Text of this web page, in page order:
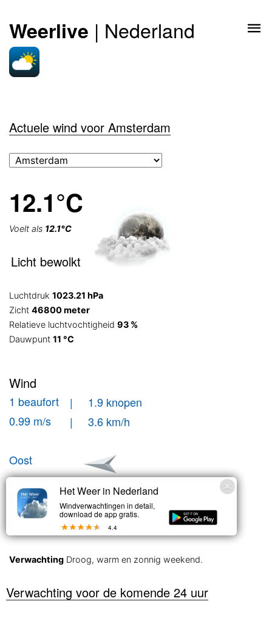
Weerlive | Nederland
Actuele wind voor Amsterdam
12.1°C
Voelt als 12.1°C
Licht bewolkt
Luchtdruk 1023.21 hPa
Zicht 46800 meter
Relatieve luchtvochtigheid 93 %
Dauwpunt 11 °C
Wind
1 beaufort
| 1.9 knopen
0.99 m/s
| 3.6 km/h
Oost
Windstoten
1 bft
| 2.3 knopen
| 4.3 km/h
Verwachting Droog, warm en zonnig weekend.
Verwachting voor de komende 24 uur
Het Weer in Nederland
Windverwachtingen in detail,
download de app gratis.
4.4